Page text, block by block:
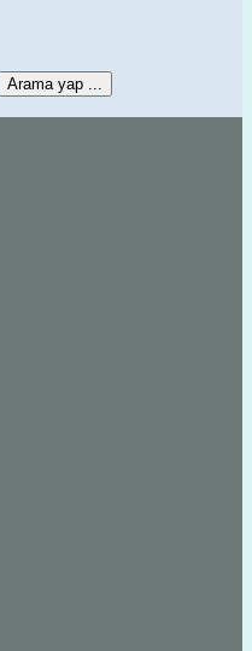
Arama yap ...